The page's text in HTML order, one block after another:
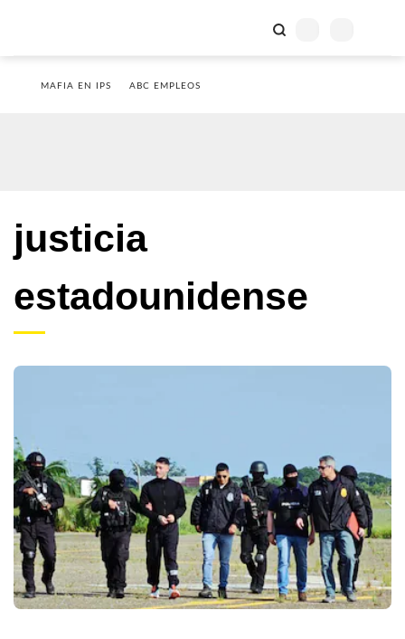
MAFIA EN IPS ABC EMPLEOS
justicia
estadounidense